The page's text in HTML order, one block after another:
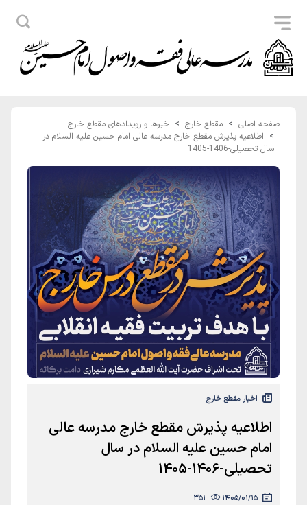
صفحه اصلی مقطع خارج
خبرها و رویدادهای مقطع خارج
اطلاعیه پذیرش مقطع خارج مدرسه عالی امام حسین علیه السلام در
سال تحصیلی-1406-1405
اخبار مقطع خارج
اطلاعیه پذیرش مقطع خارج مدرسه عالی
امام حسین علیه السلام در سال
تحصیلی-1406-1405
1405/01/15
351